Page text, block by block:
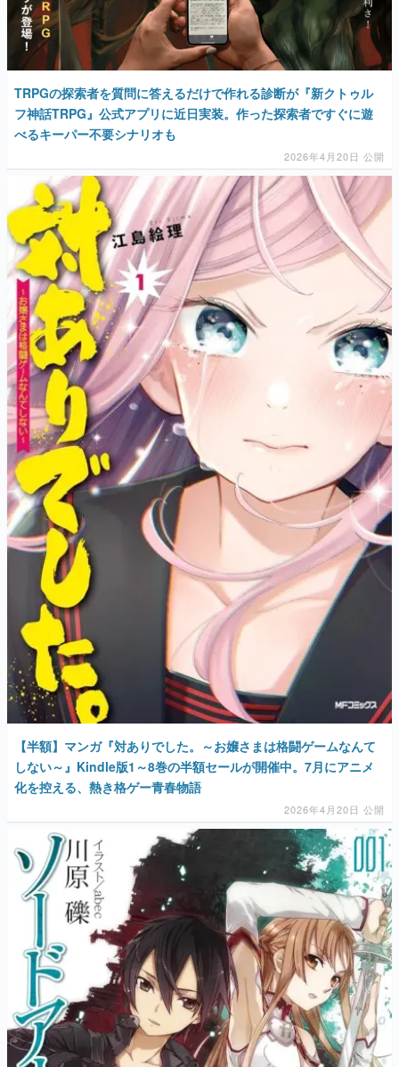
TRPGの探索者を質問に答えるだけで作れる診断が『新クトゥル
フ神話TRPG』公式アプリに近日実装。作った探索者ですぐに遊
べるキーパー不要シナリオも
2026年4月20日 公開
【半額】マンガ『対ありでした。～お嬢さまは格闘ゲームなんて
しない～』Kindle版1～8巻の半額セールが開催中。7月にアニメ
化を控える、熱き格ゲー青春物語
2026年4月20日 公開